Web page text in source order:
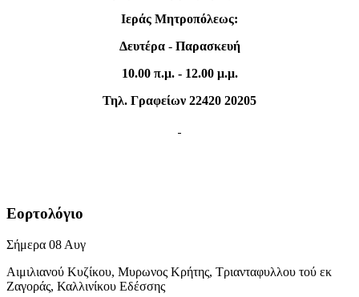
Ιεράς Μητροπόλεως:
Δευτέρα- Παρασκευή
10.00 π.μ. - 12.00 μ.μ.
Τηλ. Γραφείων 22420 20205
Εορτολόγιο
Σήμερα 08 Αυγ
Αιμιλιανού Κυζίκου, Μυρωνος Κρήτης, Τριανταφυλλου τού εκ
Ζαγοράς, Καλλινίκου Εδέσσης